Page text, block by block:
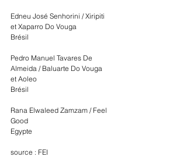
Edneu José Senhorini / Xiripiti
et Xaparro Do Vouga
Brésil
Pedro Manuel Tavares De
Almeida / Baluarte Do Vouga
et Aoleo
Brésil
Rana Elwaleed Zamzam / Feel
Good
Egypte
source : FEI